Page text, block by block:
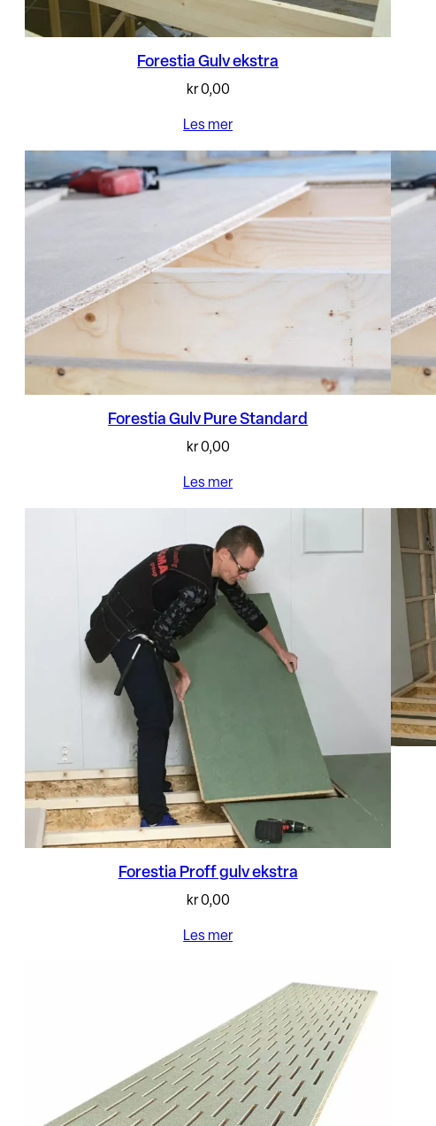
Forestia Gulv ekstra
kr0,00
Les mer
Forestia Gulv Pure Standard
kr0,00
Les mer
Forestia Proff gulv ekstra
kr0,00
Les mer